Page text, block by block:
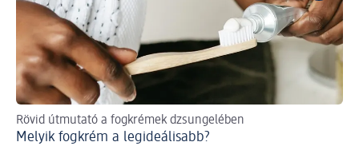
Rövid útmutató a fogkrémek dzsungelében
Melyik fogkrém a legideálisabb?